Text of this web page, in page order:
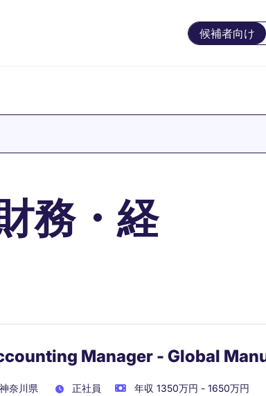
候補者向け
務・経
Manager - Global
神奈川県 正社員 年収 1350万円 - 1650万円